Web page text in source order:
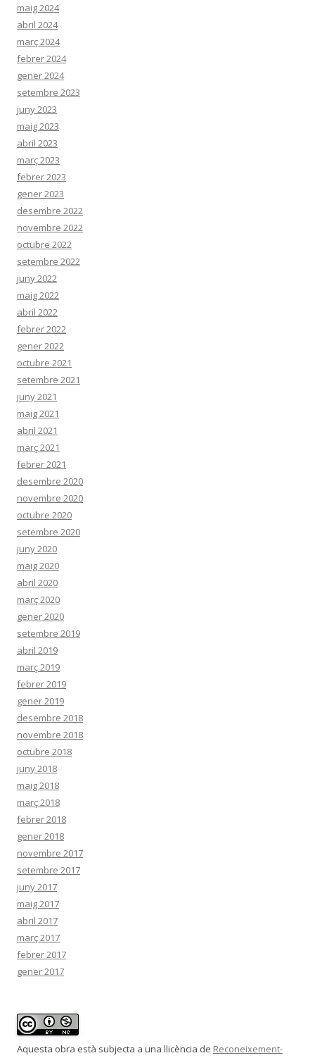
maig 2024
abril 2024
març 2024
febrer 2024
gener 2024
setembre 2023
juny 2023
maig 2023
abril 2023
març 2023
febrer 2023
gener 2023
desembre 2022
novembre 2022
octubre 2022
setembre 2022
juny 2022
maig 2022
abril 2022
febrer 2022
gener 2022
octubre 2021
setembre 2021
juny 2021
maig 2021
abril 2021
març 2021
febrer 2021
desembre 2020
novembre 2020
octubre 2020
setembre 2020
juny 2020
maig 2020
abril 2020
març 2020
gener 2020
setembre 2019
abril 2019
març 2019
febrer 2019
gener 2019
desembre 2018
novembre 2018
octubre 2018
juny 2018
maig 2018
març 2018
febrer 2018
gener 2018
novembre 2017
setembre 2017
juny 2017
maig 2017
abril 2017
març 2017
febrer 2017
gener 2017
Aquesta obra està subjecta a una llicència de Reconeixement-